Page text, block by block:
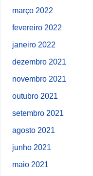
março 2022
fevereiro 2022
janeiro 2022
dezembro 2021
novembro 2021
outubro 2021
setembro 2021
agosto 2021
junho 2021
maio 2021